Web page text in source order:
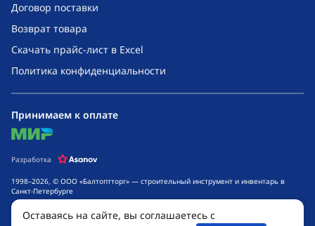
Договор поставки
Возврат товара
Скачать прайс-лист в Excel
Политика конфиденциальности
1998–2026, © ООО «Балтоптторг» — строительный инструмент и инвентарь в
Санкт-Петербурге
Обращаем ваше внимание на то, что данный интернет-сайт носит исключительно
информационный характер и ни при каких условиях не является публичной
Принимаем к оплате
mir
Разработка
Оставаясь на сайте, вы соглашаетесь с